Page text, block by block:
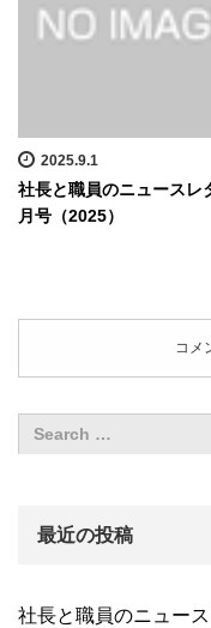
2025.9.1
社長と職員のニュースレ
月号（2025）
コメ
最近の投稿
社長と職員のニュー